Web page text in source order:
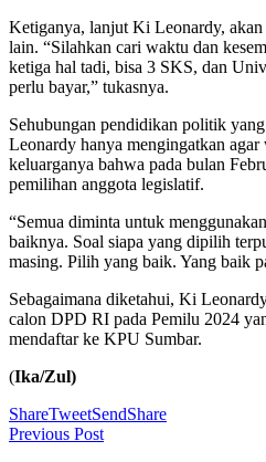
Ketiganya, lanjut Ki Leonardy, akan
lain. “Silahkan cari waktu dan
ketiga hal tadi, bisa 3 SKS, dan
perlu bayar,” tukasnya.
Sehubungan pendidikan politik
Leonardy hanya mengingatkan
keluarganya bahwa pada bulan
pemilihan anggota legislatif.
“Semua diminta untuk
baiknya. Soal siapa yang dipilih
masing. Pilih yang baik. Yang baik
Sebagaimana diketahui, Ki
calon DPD RI pada Pemilu 2024
mendaftar ke KPU Sumbar.
(Ika/Zul)
ShareTweetSendShare
Previous Post